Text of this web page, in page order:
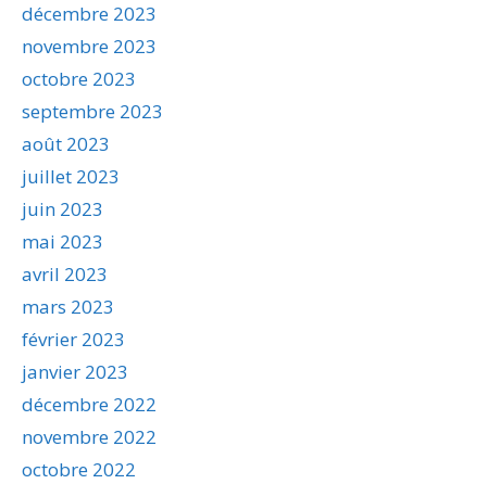
décembre 2023
novembre 2023
octobre 2023
septembre 2023
août 2023
juillet 2023
juin 2023
mai 2023
avril 2023
mars 2023
février 2023
janvier 2023
décembre 2022
novembre 2022
octobre 2022